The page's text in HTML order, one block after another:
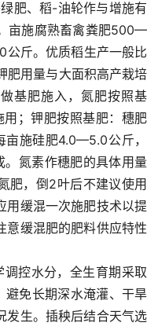
肥、稻-油轮作与增施有
亩施腐熟畜禽粪肥500—
斤。优质稻生产一般比
用量与大面积高产栽培
基肥施入，氮肥按照基
；钾肥按照基肥：穗肥
施硅肥4.0—5.0公斤，
氮素作穗肥的具体用量
肥，倒2叶后不建议使用
用缓混一次施肥技术以提
意缓混肥的肥料供应特性
调控水分，全生育期采取
避免长期深水淹灌、干旱
发生。插秧后结合天气选